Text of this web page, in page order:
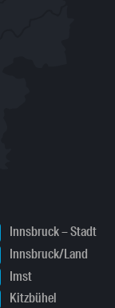
Innsbruck – Stadt
Innsbruck/Land
Imst
Kitzbühel